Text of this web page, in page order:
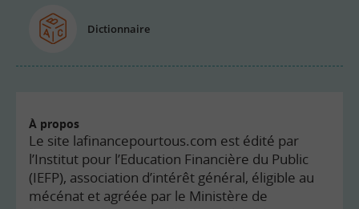
Dictionnaire
À propos
Le site lafinancepourtous.com est édité par
l’Institut pour l’Education Financière du Public
(IEFP), association d’intérêt général, éligible au
mécénat et agréée par le Ministère de